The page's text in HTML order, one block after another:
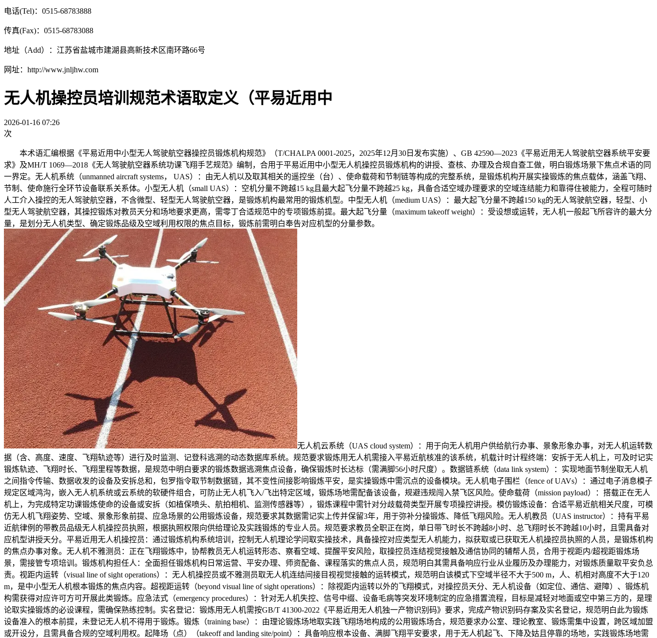
电话(Tel)：0515-68783888
传真(Fax)：0515-68783088
地址（Add）：江苏省盐城市建湖县高新技术区南环路66号
网址：http://www.jnljhw.com
无人机操控员培训规范术语取定义（平易近用中
2026-01-16 07:26
次
本术语汇编根据《平易近用中小型无人驾驶航空器操控员锻炼机构规范》（T/CHALPA 0001-2025，2025年12月30日发布实施）、GB 42590—2023《平易近用无人驾驶航空器系统平安要
求》及MH/T 1069—2018《无人驾驶航空器系统功课飞翔手艺规范》编制，合用于平易近用中小型无人机操控员锻炼机构的讲授、查核、办理及合规自查工做，明白锻炼场景下焦点术语的同
一界定。无人机系统（unmanned aircraft systems， UAS）：由无人机以及取其相关的遥控坐（台）、使命载荷和节制链等构成的完整系统，是锻炼机构开展实操锻炼的焦点载体，涵盖飞翔、
节制、使命施行全环节设备联系关系体。小型无人机（small UAS）：空机分量不跨越15 kg且最大起飞分量不跨越25 kg，具备合适空域办理要求的空域连结能力和靠得住被能力，全程可随时
人工介入操控的无人驾驶航空器，不含微型、轻型无人驾驶航空器，是锻炼机构最常用的锻炼机型。中型无人机（medium UAS）：最大起飞分量不跨越150 kg的无人驾驶航空器，轻型、小
型无人驾驶航空器，其操控锻炼对教员天分和场地要求更高，需零丁合适规范中的专项锻炼前提。最大起飞分量（maximum takeoff weight）：受设想或运转，无人机一般起飞所容许的最大分
量，是划分无人机类型、确定锻炼品级及空域利用权限的焦点目标，锻炼前需明白奉告对应机型的分量参数。
无人机云系统（UAS cloud system）：用于向无人机用户供给航行办事、景象形象办事，对无人机运转数
据（含、高度、速度、飞翔轨迹等）进行及时监测、记登科逃溯的动态数据库系统。规范要求锻炼用无人机需接入平易近航核准的该系统，机载计时计程终端：安拆于无人机上，可及时记实
锻炼轨迹、飞翔时长、飞翔里程等数据，是规范中明白要求的锻炼数据逃溯焦点设备，确保锻炼时长达标（需满脚56小时尺度）。数据链系统（data link system）：实现地面节制坐取无人机
之间指令传输、数据收发的设备及安拆总和，包罗指令取节制数据链，其不变性间接影响锻炼平安，是实操锻炼中需沉点的设备模块。无人机电子围栏（fence of UAVs）：通过电子消息模子
规定区域鸿沟，嵌入无人机系统或云系统的软硬件组合，可防止无人机飞入/飞出特定区域，锻炼场地需配备该设备，规避违规闯入禁飞区风险。使命载荷（mission payload）：搭载正在无人
机上，为完成特定功课锻炼使命的设备或安拆（如植保喷头、航拍相机、监测传感器等），锻炼课程中需针对分歧载荷类型开展专项操控讲授。模仿锻炼设备：合适平易近航相关尺度，可模
仿无人机飞翔姿势、空域、景象形象前提、应急场景的公用锻炼设备，规范要求其数据需记实上传并保留3年，用于弥补分操锻炼、降低飞翔风险。无人机教员（UAS instructor）：持有平易
近航律例的带教员品级无人机操控员执照，根据执照权限向供给理论及实践锻炼的专业人员。规范要求教员全职正在岗，单日带飞时长不跨越8小时、总飞翔时长不跨越10小时，且需具备对
应机型讲授天分。平易近用无人机操控员：通过锻炼机构系统培训，控制无人机理论学问取实操技术，具备操控对应类型无人机能力，拟获取或已获取无人机操控员执照的人员，是锻炼机构
的焦点办事对象。无人机不雅测员：正在飞翔锻炼中，协帮教员无人机运转形态、察看空域、提醒平安风险，取操控员连结视觉接触及通信协同的辅帮人员，合用于视距内/超视距锻炼场
景，需接管专项培训。锻炼机构担任人：全面担任锻炼机构日常运营、平安办理、师资配备、课程落实的焦点人员，规范明白其需具备响应行业从业履历及办理能力，对锻炼质量取平安负总
责。视距内运转（visual line of sight operations）：无人机操控员或不雅测员取无人机连结间接目视视觉接触的运转模式，规范明白该模式下空域半径不大于500 m，人、机相对高度不大于120
m，是中小型无人机根本锻炼的焦点内容。超视距运转（beyond visual line of sight operations）：除视距内运转以外的飞翔模式，对操控员天分、无人机设备（如定位、通信、避障）、锻炼机
构需获得对应许可方可开展此类锻炼。应急法式（emergency procedures）：针对无人机失控、信号中缀、设备毛病等突发环境制定的应急措置流程，目标是减轻对地面或空中第三方的，是理
论取实操锻炼的必设课程，需确保熟练控制。实名登记：锻炼用无人机需按GB/T 41300-2022《平易近用无人机独一产物识别码》要求，完成产物识别码存案及实名登记，规范明白此为锻炼
设备准入的根本前提，未登记无人机不得用于锻炼。锻炼（training base）：由理论锻炼场地取实践飞翔场地构成的公用锻炼场合，规范要求办公室、理论教室、锻炼需集中设置，跨区域加盟
或开设分，且需具备合规的空域利用权。起降场（点）（takeoff and landing site/point）：具备响应根本设备、满脚飞翔平安要求，用于无人机起飞、下降及姑且停靠的场地，实践锻炼场地需